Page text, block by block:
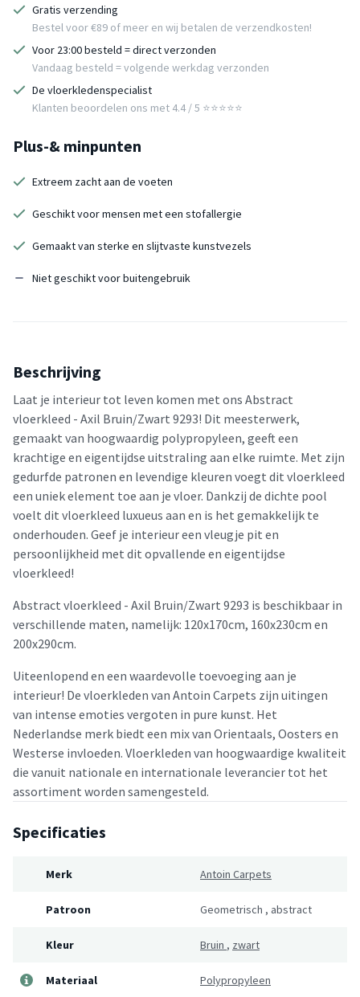
Gratis verzending
Bestel voor €89 of meer en wij betalen de verzendkosten!
Voor 23:00 besteld = direct verzonden
Vandaag besteld = volgende werkdag verzonden
De vloerkledenspecialist
Klanten beoordelen ons met 4.4 / 5 ⭐⭐⭐⭐⭐
Plus-& minpunten
Extreem zacht aan de voeten
Geschikt voor mensen met een stofallergie
Gemaakt van sterke en slijtvaste kunstvezels
Niet geschikt voor buitengebruik
Beschrijving
Laat je interieur tot leven komen met ons Abstract
vloerkleed - Axil Bruin/Zwart 9293! Dit meesterwerk,
gemaakt van hoogwaardig polypropyleen, geeft een
krachtige en eigentijdse uitstraling aan elke ruimte. Met zijn
gedurfde patronen en levendige kleuren voegt dit vloerkleed
een uniek element toe aan je vloer. Dankzij de dichte pool
voelt dit vloerkleed luxueus aan en is het gemakkelijk te
onderhouden. Geef je interieur een vleugje pit en
persoonlijkheid met dit opvallende en eigentijdse
vloerkleed!
Abstract vloerkleed - Axil Bruin/Zwart 9293 is beschikbaar in
verschillende maten, namelijk: 120x170cm, 160x230cm en
200x290cm.
Uiteenlopend en een waardevolle toevoeging aan je
interieur! De vloerkleden van Antoin Carpets zijn uitingen
van intense emoties vergoten in pure kunst. Het
Nederlandse merk biedt een mix van Orientaals, Oosters en
Westerse invloeden. Vloerkleden van hoogwaardige kwaliteit
die vanuit nationale en internationale leverancier tot het
assortiment worden samengesteld.
Specificaties
Merk Antoin Carpets
Patroon Geometrisch , abstract
Kleur Bruin , zwart
Materiaal Polypropyleen